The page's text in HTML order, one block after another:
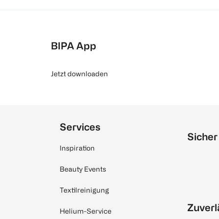
BIPA App
Jetzt downloaden
Services
Inspiration
Beauty Events
Textilreinigung
Helium-Service